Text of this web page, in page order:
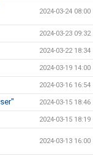
2024-03-24 08:00
2024-03-23 09:32
2024-03-22 18:34
2024-03-19 14:00
2024-03-16 16:54
2024-03-15 18:46
2024-03-15 18:19
2024-03-13 16:00